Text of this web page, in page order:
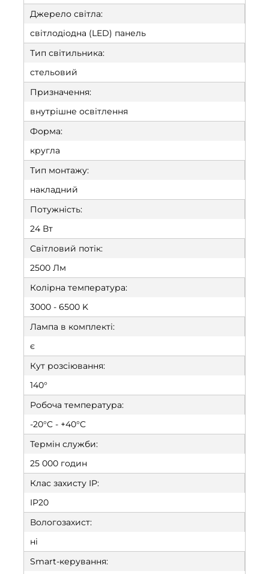
Джерело світла:
світлодіодна (LED) панель
Тип світильника:
стельовий
Призначення:
внутрішне освітлення
Форма:
кругла
Тип монтажу:
накладний
Потужність:
24 Вт
Світловий потік:
2500 Лм
Колірна температура:
3000 - 6500 K
Лампа в комплекті:
є
Кут розсіювання:
140°
Робоча температура:
-20°C - +40°C
Термін служби:
25 000 годин
Клас захисту IP:
IP20
Вологозахист:
ні
Smart-керування: